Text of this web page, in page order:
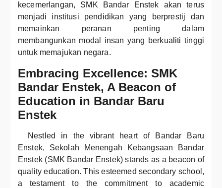
kecemerlangan, SMK Bandar Enstek akan terus
menjadi institusi pendidikan yang berprestij dan
memainkan peranan penting dalam
membangunkan modal insan yang berkualiti tinggi
untuk memajukan negara.
Embracing Excellence: SMK
Bandar Enstek, A Beacon of
Education in Bandar Baru
Enstek
Nestled in the vibrant heart of Bandar Baru
Enstek, Sekolah Menengah Kebangsaan Bandar
Enstek (SMK Bandar Enstek) stands as a beacon of
quality education. This esteemed secondary school,
a testament to the commitment to academic